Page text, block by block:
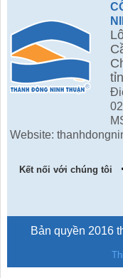
Website:
Kết nối với chúng tôi
Bản quyền 2016